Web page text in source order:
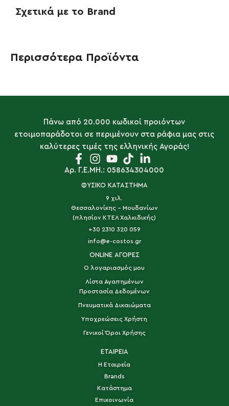
Σχετικά με το Brand
Περισσότερα Προϊόντα
Πάνω από 20.000 κωδικοί προιόντων
ετοιμοπαράδοτοι σε περιμένουν στα ράφια μας στις
καλύτερες τιμές της ελληνικής Αγοράς!
Αρ. Γ.Ε.ΜΗ.: 058634304000
ΦΥΣΙΚΟ ΚΑΤΑΣΤΗΜΑ
9 χιλ.
Θεσσαλονίκης - Μουδανίων
(πλησίον ΚΤΕΛ Χαλκιδικής)
+30 2310 320 059
info@e-costos.gr
ONLINE ΑΓΟΡΕΣ
Ο λογαριασμός μου
Λίστα Αγαπημένων
Προστασία Δεδομένων
Πνευματικά Δικαιώματα
Υποχρεώσεις Χρήστη
Γενικοί Όροι Χρήσης
ΕΤΑΙΡΕΙΑ
Η Εταιρεία
Brands
Κατάστημα
Επικοινωνία